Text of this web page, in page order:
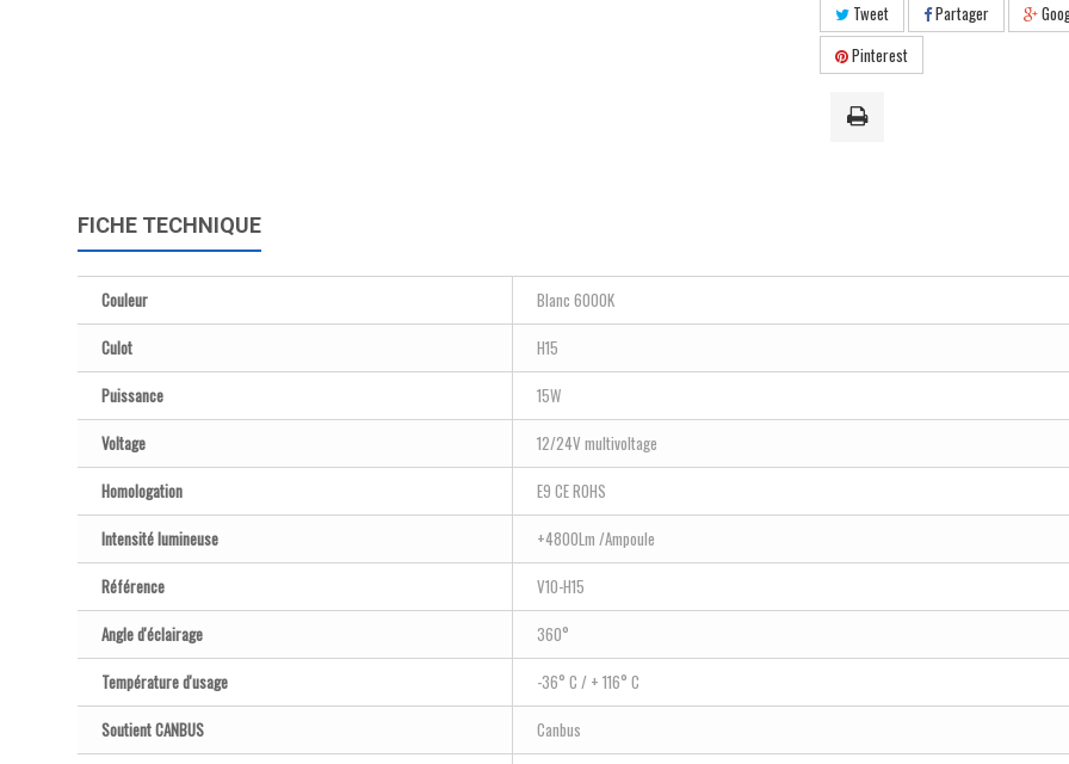
Tweet Partager
Pinterest
FICHE TECHNIQUE
Couleur
Blanc 6000K
Culot
H15
Puissance
15W
Voltage
12/24V multivoltage
Homologation
E9 CE ROHS
Intensité lumineuse
+4800Lm /Ampoule
Référence
V10-H15
Angle d'éclairage
360°
Température d'usage
-36° C / + 116° C
Soutient CANBUS
Canbus